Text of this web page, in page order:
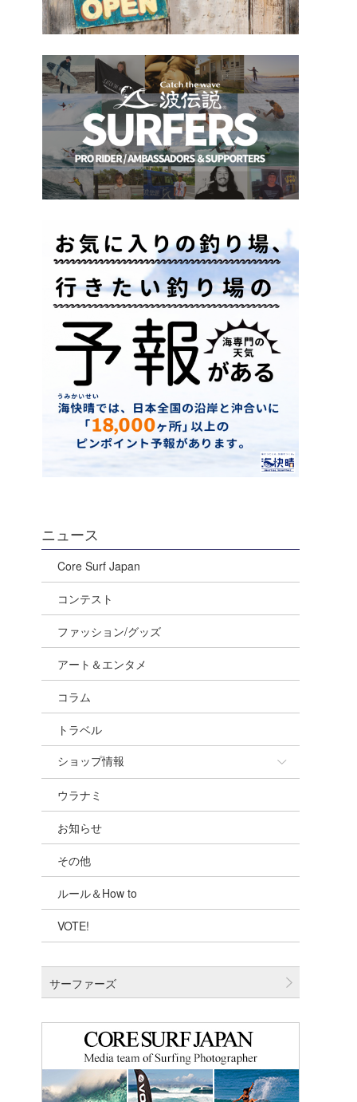
ニュース
Core Surf Japan
コンテスト
ファッション/グッズ
アート＆エンタメ
コラム
トラベル
ショップ情報
ショップ情報
湘南
千葉北
伊豆
千葉南
四国
沖縄
ウラナミ
お知らせ
その他
ルール＆How to
VOTE!
サーファーズ